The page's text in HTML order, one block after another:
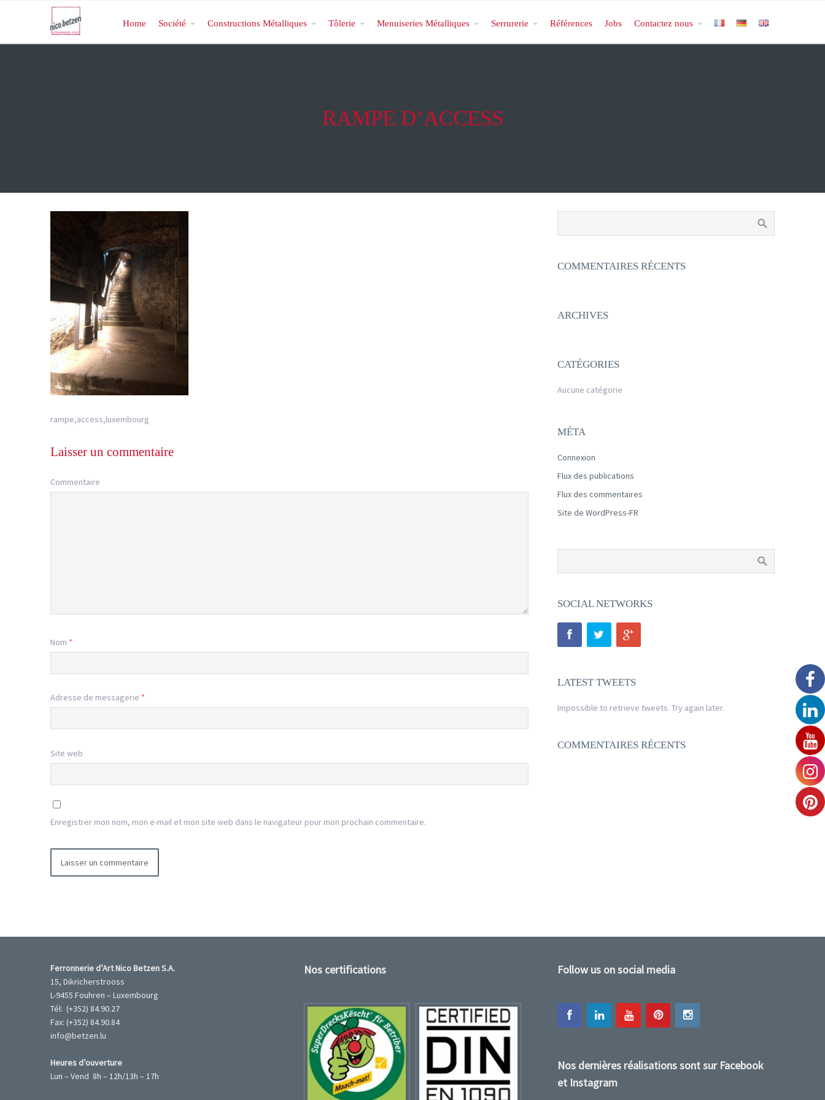
Home Société Constructions Métalliques Tôlerie Menuiseries Métalliques Serrurerie Références Jobs Contactez nous
RAMPE D’ACCESS
rampe,access,luxembourg
Laisser un commentaire
Commentaire
Nom *
Adresse de messagerie *
Site web
Enregistrer mon nom, mon e-mail et mon site web dans le navigateur pour mon prochain commentaire.
COMMENTAIRES RÉCENTS
ARCHIVES
CATÉGORIES
Aucune catégorie
MÉTA
Connexion
Flux des publications
Flux des commentaires
Site de WordPress-FR
SOCIAL NETWORKS
LATEST TWEETS
Impossible to retrieve tweets. Try again later.
COMMENTAIRES RÉCENTS
Ferronnerie d’Art Nico Betzen S.A.
15, Dikricherstrooss
L-9455 Fouhren – Luxembourg
Tél: (+352) 84.90.27
Fax: (+352) 84.90.84
info@betzen.lu
Heures d’ouverture
Lun – Vend 8h – 12h/13h – 17h
Nos certifications Follow us on social media
Nos dernières réalisations sont sur Facebook
et Instagram